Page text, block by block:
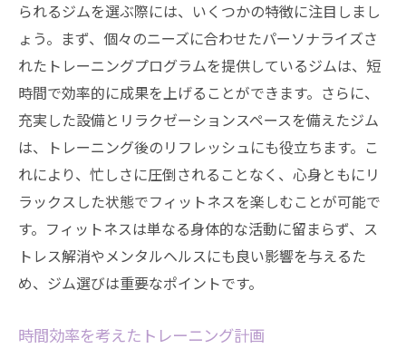
られるジムを選ぶ際には、いくつかの特徴に注目しまし
ょう。まず、個々のニーズに合わせたパーソナライズさ
れたトレーニングプログラムを提供しているジムは、短
時間で効率的に成果を上げることができます。さらに、
充実した設備とリラクゼーションスペースを備えたジム
は、トレーニング後のリフレッシュにも役立ちます。こ
れにより、忙しさに圧倒されることなく、心身ともにリ
ラックスした状態でフィットネスを楽しむことが可能で
す。フィットネスは単なる身体的な活動に留まらず、ス
トレス解消やメンタルヘルスにも良い影響を与えるた
め、ジム選びは重要なポイントです。
時間効率を考えたトレーニング計画